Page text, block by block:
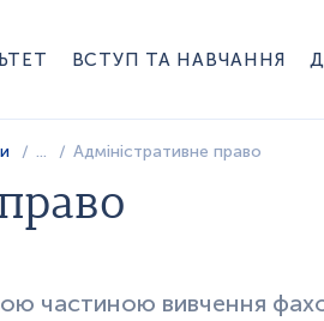
ВСТУП ТА НАВЧАННЯ
... Адміністративне право
частиною вивчення